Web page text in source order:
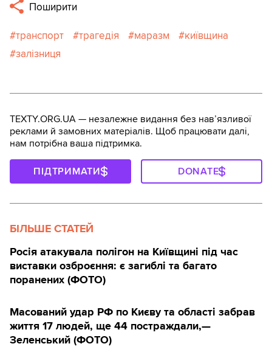
Поширити
транспорт трагедія маразм
київщина
залізниця
TEXTY.ORG.UA — незалежне видання без навʼязливої
реклами й замовних матеріалів. Щоб працювати далі,
нам потрібна ваша підтримка.
ПІДТРИМАТИ DONATE
БІЛЬШЕ СТАТЕЙ
Росія атакувала полігон на Київщині під час
виставки озброєння: є загиблі та багато
поранених (ФОТО)
Масований удар РФ по Києву та області забрав
життя 17 людей, ще 44 постраждали,—
Зеленський (ФОТО)